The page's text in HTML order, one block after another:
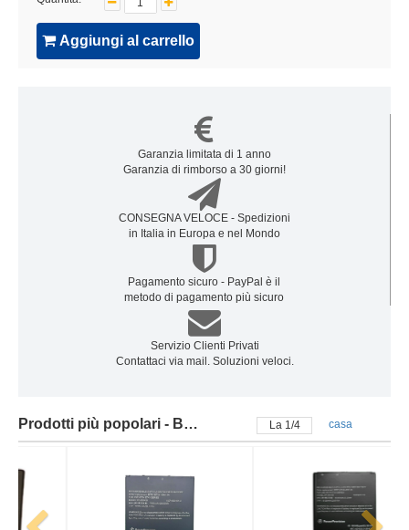
Aggiungi al carrello
Garanzia limitata di 1 anno
Garanzia di rimborso a 30 giorni!
CONSEGNA VELOCE - Spedizioni
in Italia in Europa e nel Mondo
Pagamento sicuro - PayPal è il
metodo di pagamento più sicuro
Servizio Clienti Privati
Contattaci via mail. Soluzioni veloci.
Prodotti più popolari - Batteria zebra La 2/4 casa